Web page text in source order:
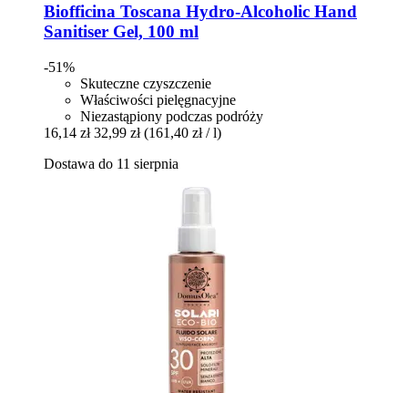
Biofficina Toscana Hydro-​Alcoholic Hand
Sanitiser Gel, 100 ml
-51%
Skuteczne czyszczenie
Właściwości pielęgnacyjne
Niezastąpiony podczas podróży
16,14 zł 32,99 zł (161,40 zł / l)
Dostawa do 11 sierpnia